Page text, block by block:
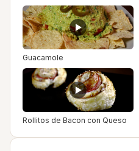
Guacamole
Rollitos de Bacon con Queso